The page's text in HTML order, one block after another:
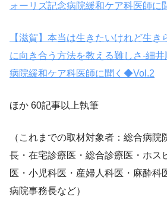
ォーリズ記念病院緩和ケア科医師
【滋賀】本当は生きたいけれど生き
に向き合う方法を教える難しさ‐細
病院緩和ケア科医師に聞く◆Vol.2
ほか 60記事以上執筆
（これまでの取材対象者：総合病院
長・在宅診療医・総合診療医・ホス
医・小児科医・産婦人科医・麻酔科
病院事務長など）